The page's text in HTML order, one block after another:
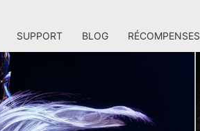
SUPPORT BLOG RÉCOMPENSES